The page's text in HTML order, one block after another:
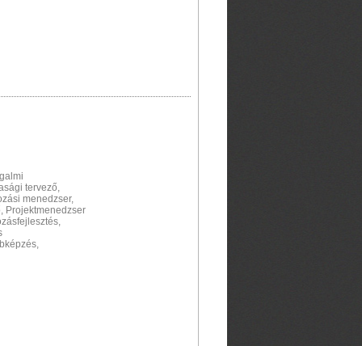
tervező,
menedzser,
Projektmenedzser